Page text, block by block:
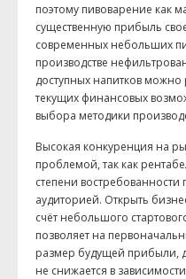
поэтому пивоварение как
существенную прибыль
современных небольших
производстве
доступных напитков
текущих финансовых
выбора методики
Высокая конкуренция на
проблемой, так как
степени
аудиторией. Открыть
счёт небольшого
позволяет на
размер будущей прибыли,
не снижается в